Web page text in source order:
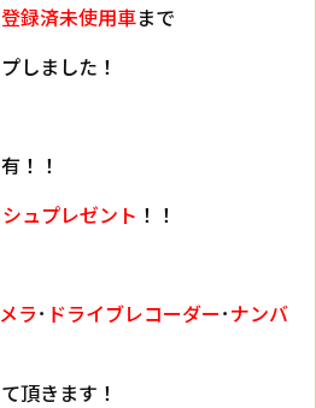
登録済未使用車まで
しました！
！！
ュプレゼント ！！
ラ･ ドライブレコーダー･ナンバ
頂きます！